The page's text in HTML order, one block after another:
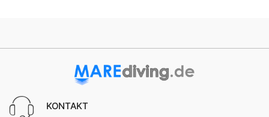
KONTAKT